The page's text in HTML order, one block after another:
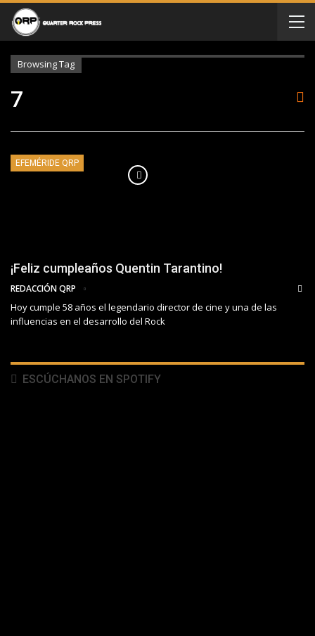
Browsing Tag
7
EFEMÉRIDE QRP
¡Feliz cumpleaños Quentin Tarantino!
REDACCIÓN QRP
Hoy cumple 58 años el legendario director de cine y una de las
influencias en el desarrollo del Rock
ESCÚCHANOS EN SPOTIFY